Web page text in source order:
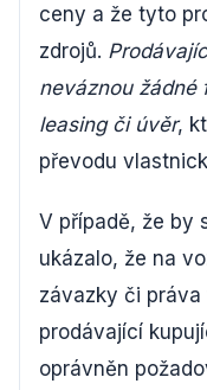
ceny a že tyto
zdrojů.
neváznou žádné
leasing či úvěr,
převodu
V případě, že by
ukázalo, že na
závazky či
prodávající
oprávněn